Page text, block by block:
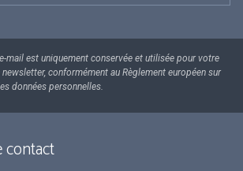
mail est uniquement conservée et utilisée pour votre
conformément au Règlement européen sur
données personnelles.
contact